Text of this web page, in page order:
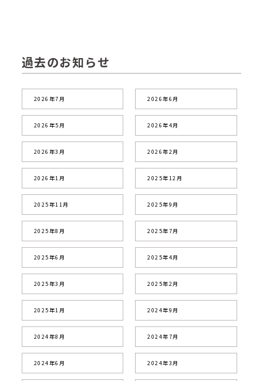
過去のお知らせ
2026年7月 2026年6月
2026年5月 2026年4月
2026年3月 2026年2月
2026年1月 2025年12月
2025年11月 2025年9月
2025年8月 2025年7月
2025年6月 2025年4月
2025年3月 2025年2月
2025年1月 2024年9月
2024年8月 2024年7月
2024年6月 2024年3月